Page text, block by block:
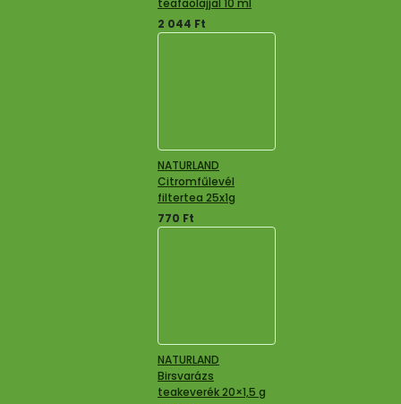
teafaolajjal 10 ml
2 044 Ft
NATURLAND
Citromfűlevél
filtertea 25x1g
770 Ft
NATURLAND
Birsvarázs
teakeverék 20×1,5 g